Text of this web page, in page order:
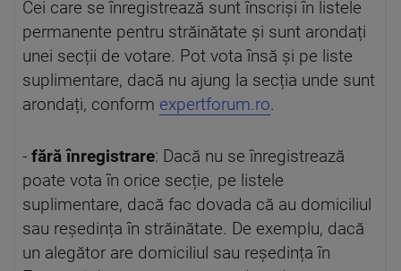
Cei care se înregistrează sunt înscriși în listele
permanente pentru străinătate și sunt arondați
unei secții de votare. Pot vota însă și pe liste
suplimentare, dacă nu ajung la secția unde sunt
arondați, conform expertforum.ro.
- fără înregistrare: Dacă nu se înregistrează
poate vota în orice secție, pe listele
suplimentare, dacă fac dovada că au domiciliul
sau reședința în străinătate. De exemplu, dacă
un alegător are domiciliul sau reședința în